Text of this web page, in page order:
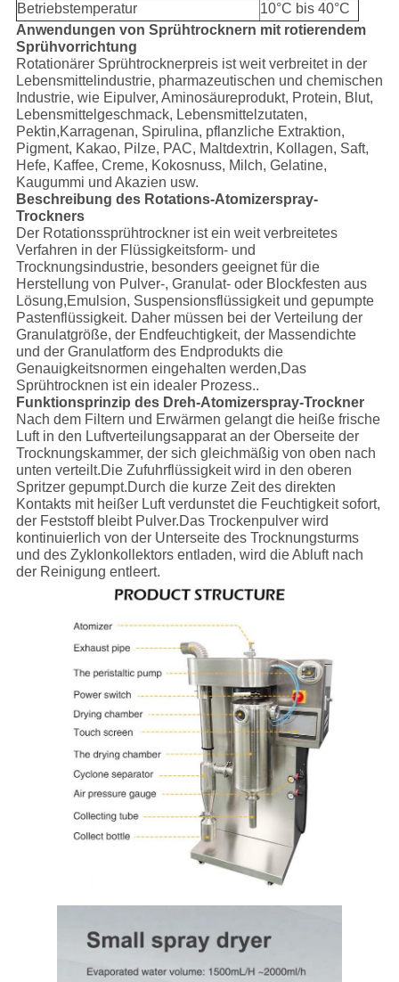
Betriebstemperatur
10°C bis 40°C
Anwendungen von Sprühtrocknern mit rotierendem
Sprühvorrichtung
Rotationärer Sprühtrocknerpreis ist weit verbreitet in der
Lebensmittelindustrie, pharmazeutischen und chemischen
Industrie, wie Eipulver, Aminosäureprodukt, Protein, Blut,
Lebensmittelgeschmack, Lebensmittelzutaten,
Pektin,Karragenan, Spirulina, pflanzliche Extraktion,
Pigment, Kakao, Pilze, PAC, Maltdextrin, Kollagen, Saft,
Hefe, Kaffee, Creme, Kokosnuss, Milch, Gelatine,
Kaugummi und Akazien usw.
Beschreibung des Rotations-Atomizerspray-
Trockners
Der Rotationssprühtrockner ist ein weit verbreitetes
Verfahren in der Flüssigkeitsform- und
Trocknungsindustrie, besonders geeignet für die
Herstellung von Pulver-, Granulat- oder Blockfesten aus
Lösung,Emulsion, Suspensionsflüssigkeit und gepumpte
Pastenflüssigkeit. Daher müssen bei der Verteilung der
Granulatgröße, der Endfeuchtigkeit, der Massendichte
und der Granulatform des Endprodukts die
Genauigkeitsnormen eingehalten werden,Das
Sprühtrocknen ist ein idealer Prozess..
Funktionsprinzip des Dreh-Atomizerspray-Trockner
Nach dem Filtern und Erwärmen gelangt die heiße frische
Luft in den Luftverteilungsapparat an der Oberseite der
Trocknungskammer, der sich gleichmäßig von oben nach
unten verteilt.Die Zufuhrflüssigkeit wird in den oberen
Spritzer gepumpt.Durch die kurze Zeit des direkten
Kontakts mit heißer Luft verdunstet die Feuchtigkeit sofort,
der Feststoff bleibt Pulver.Das Trockenpulver wird
kontinuierlich von der Unterseite des Trocknungsturms
und des Zyklonkollektors entladen, wird die Abluft nach
der Reinigung entleert.